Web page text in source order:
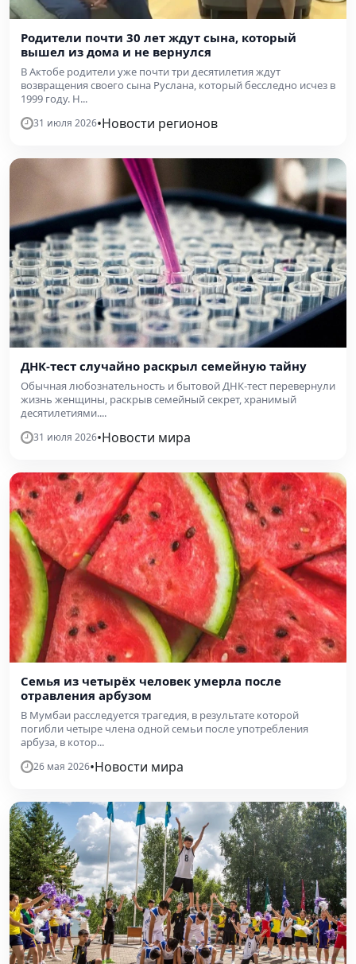
Родители почти 30 лет ждут сына, который
вышел из дома и не вернулся
В Актобе родители уже почти три десятилетия ждут
возвращения своего сына Руслана, который бесследно исчез в
1999 году. Н...
31 июля 2026•Новости регионов
ДНК-тест случайно раскрыл семейную тайну
Обычная любознательность и бытовой ДНК-тест перевернули
жизнь женщины, раскрыв семейный секрет, хранимый
десятилетиями....
31 июля 2026•Новости мира
Семья из четырёх человек умерла после
отравления арбузом
В Мумбаи расследуется трагедия, в результате которой
погибли четыре члена одной семьи после употребления
арбуза, в котор...
26 мая 2026•Новости мира